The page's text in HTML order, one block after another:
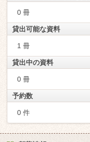
0 冊
貸出可能な資料
1 冊
貸出中の資料
0 冊
予約数
0 件